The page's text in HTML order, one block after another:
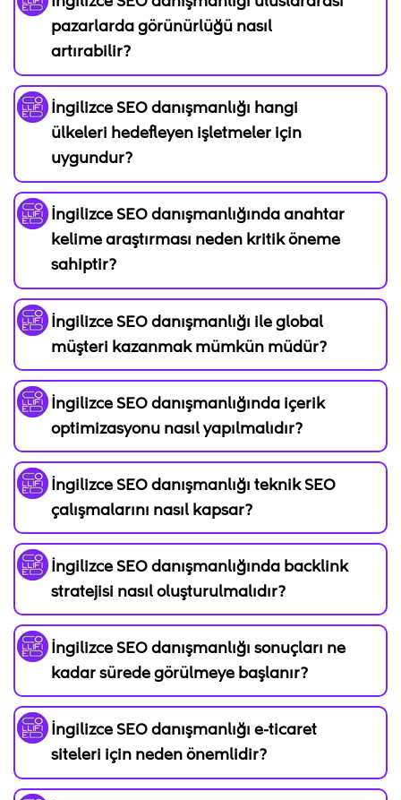
pazarlarda görünürlüğü nasıl
artırabilir?
İngilizce SEO danışmanlığı hangi
ülkeleri hedefleyen işletmeler için
uygundur?
İngilizce SEO danışmanlığında anahtar
kelime araştırması neden kritik öneme
sahiptir?
İngilizce SEO danışmanlığı ile global
müşteri kazanmak mümkün müdür?
İngilizce SEO danışmanlığında içerik
optimizasyonu nasıl yapılmalıdır?
İngilizce SEO danışmanlığı teknik SEO
çalışmalarını nasıl kapsar?
İngilizce SEO danışmanlığında backlink
stratejisi nasıl oluşturulmalıdır?
İngilizce SEO danışmanlığı sonuçları ne
kadar sürede görülmeye başlanır?
İngilizce SEO danışmanlığı e-ticaret
siteleri için neden önemlidir?